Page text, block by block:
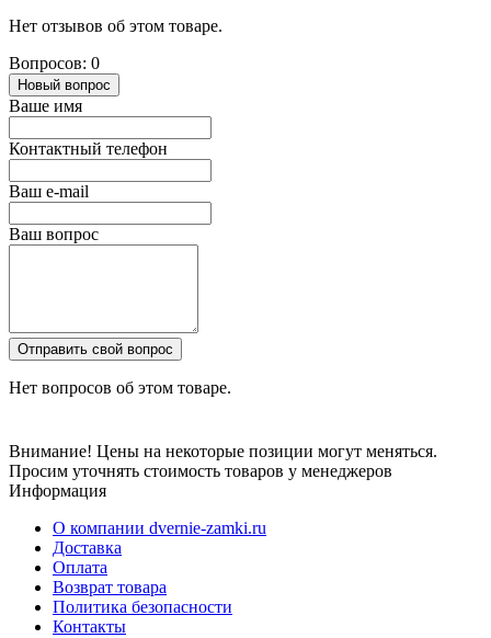
Нет отзывов об этом товаре.
Вопросов: 0
Новый вопрос
Ваше имя
Контактный телефон
Ваш e-mail
Ваш вопрос
Отправить свой вопрос
Нет вопросов об этом товаре.
Внимание! Цены на некоторые позиции могут меняться.
Просим уточнять стоимость товаров у менеджеров
Информация
О компании dvernie-zamki.ru
Доставка
Оплата
Возврат товара
Политика безопасности
Контакты